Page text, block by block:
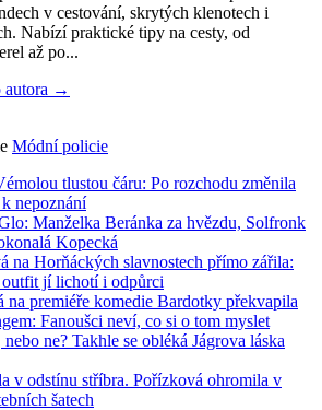
v cestování, skrytých klenotech i
Nabízí praktické tipy na cesty, od
až po...
autora →
Módní policie
tlustou čáru: Po rozchodu změnila
nepoznání
Manželka Beránka za hvězdu, Solfronk
Kopecká
na Horňáckých slavnostech přímo zářila:
jí lichotí i odpůrci
na premiéře komedie Bardotky překvapila
Fanoušci neví, co si o tom myslet
ne? Takhle se obléká Jágrova láska
v odstínu stříbra. Pořízková ohromila v
šatech